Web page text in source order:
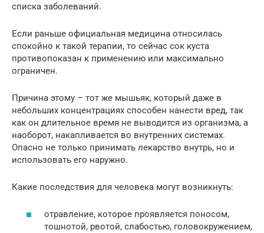
списка заболеваний.
Если раньше официальная медицина относилась
спокойно к такой терапии, то сейчас сок куста
противопоказан к применению или максимально
ограничен.
Причина этому – тот же мышьяк, который даже в
небольших концентрациях способен нанести вред, так
как он длительное время не выводится из организма, а
наоборот, накапливается во внутренних системах.
Опасно не только принимать лекарство внутрь, но и
использовать его наружно.
Какие последствия для человека могут возникнуть:
отравление, которое проявляется поносом,
тошнотой, рвотой, слабостью, головокружением,